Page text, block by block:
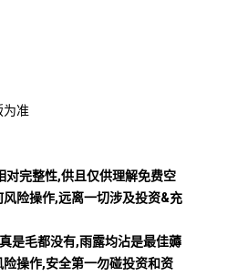
为准
对完整性,供且仅供理解免费空
险操作,远离一切涉及投资&充
是毛都没有,雨露均沾是最佳薅
操作,安全第一勿碰投资和资